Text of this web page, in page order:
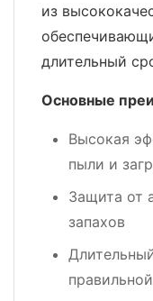
из
длительный
Основные
Высокая
пыли и
Защита от
запахов